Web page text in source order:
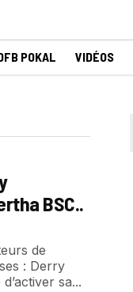
POKAL VIDÉOS
BSC..
de
: Derry
sa...